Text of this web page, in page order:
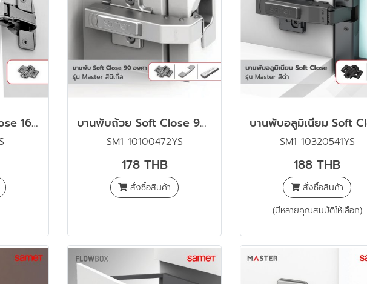
บานพับถ้วย Soft Close 165 องศา รุ่น Master สีนิเกิ้ล พร้อมขารองหนุน (แบบริมขอบ) บานพับถ้วย Soft Close 90 องศา รุ่น Master สีนิเกิ้ล พร้อมขารองหนุนและฝาปิดครบชุด (แบบริมขอบ)
SM1-10100472YS
178 THB
สั่งซื้อสินค้า
SM1-10320541YS
188 THB
สั่งซื้อสินค้า
(มีหลายคุณสมบัติให้เลือก)